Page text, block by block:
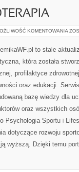
KOMENTOWANIA
to stale
która została
profilaktyce
oraz edukacji.
bazę wiedzy dla
oraz wszystkich
Psychologia Sportu i
dotyczące rozwoju
wyższą. Dzięki temu